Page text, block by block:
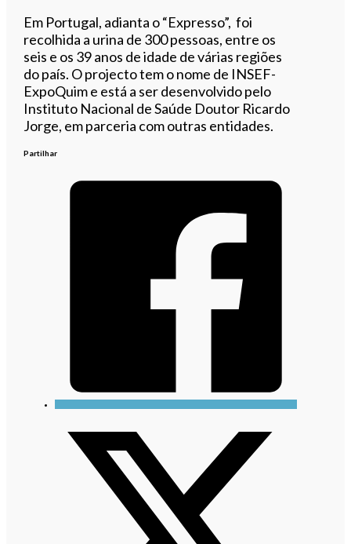
Em Portugal, adianta o “Expresso”, foi
recolhida a urina de 300 pessoas, entre os
seis e os 39 anos de idade de várias regiões
do país. O projecto tem o nome de INSEF-
ExpoQuim e está a ser desenvolvido pelo
Instituto Nacional de Saúde Doutor Ricardo
Jorge, em parceria com outras entidades.
Partilhar